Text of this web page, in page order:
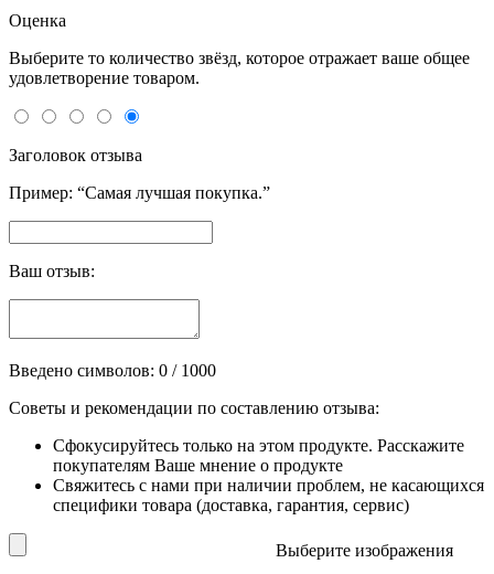
Оценка
Выберите то количество звёзд, которое отражает ваше общее
удовлетворение товаром.
Заголовок отзыва
Пример: “Самая лучшая покупка.”
Ваш отзыв:
Введено символов: 0 / 1000
Советы и рекомендации по составлению отзыва:
Сфокусируйтесь только на этом продукте. Расскажите
покупателям Ваше мнение о продукте
Свяжитесь с нами при наличии проблем, не касающихся
специфики товара (доставка, гарантия, сервис)
Выберите изображения